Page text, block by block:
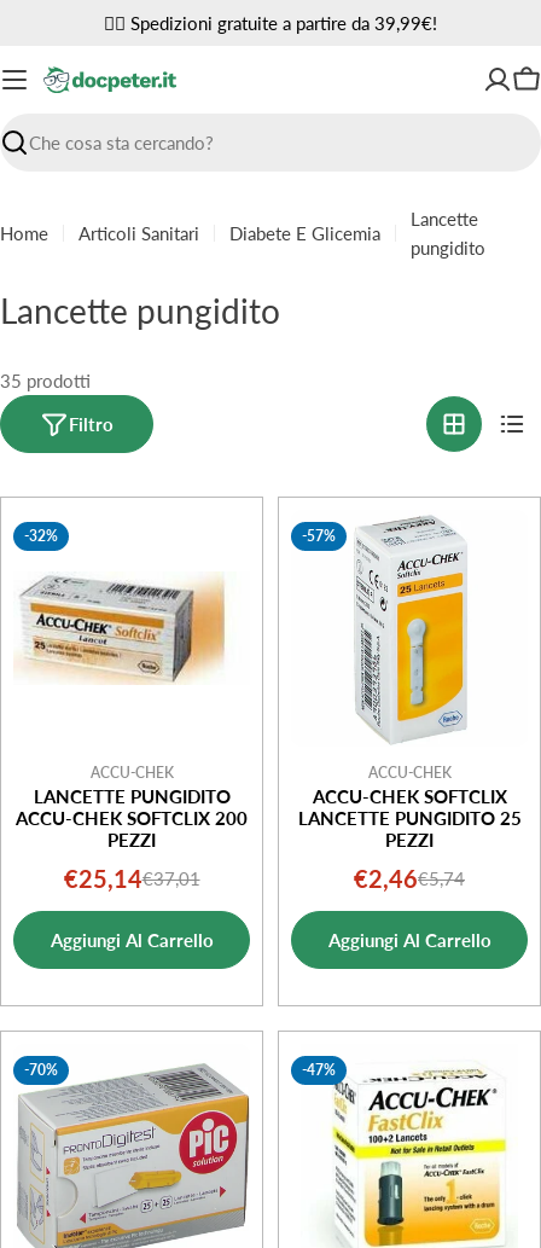
contenuto
✌🏼 Spedizioni gratuite a partire da 39,99€!
Ricerca
Home Articoli Sanitari Diabete E Glicemia
Lancette
pungidito
C
l
l
z
Lancette pungidito
35 prodotti
Filtro
-32%
ACCU-CHEK
LANCETTE PUNGIDITO
ACCU-CHEK SOFTCLIX 200
PEZZI
Prezzo
di
vendita
€25,14Prezzo
normale
€37,01
Aggiungi Al Carrello
-57%
ACCU-CHEK
ACCU-CHEK SOFTCLIX
LANCETTE PUNGIDITO 25
PEZZI
Prezzo
di
vendita
€2,46Prezzo
normale
€5,74
Aggiungi Al Carrello
-70% -47%